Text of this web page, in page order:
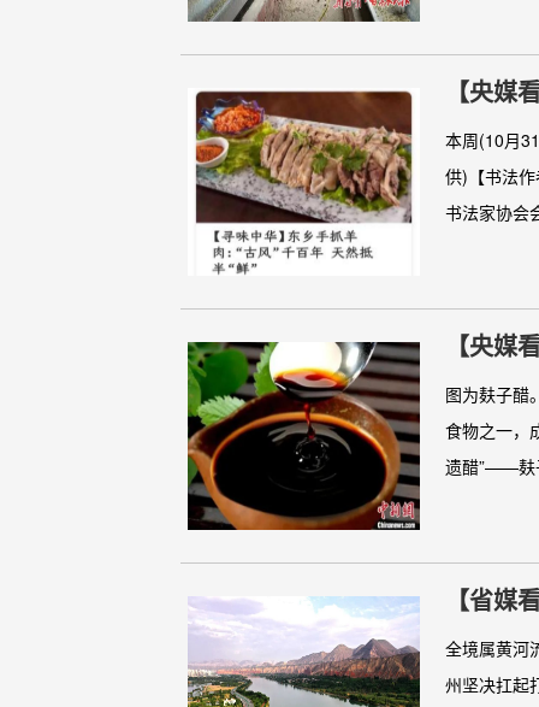
【央媒
本周(10月
供)【书法
书法家协会
【央媒
图为麸子醋
食物之一，
遗醋”——麸
【省媒
全境属黄河
州坚决扛起